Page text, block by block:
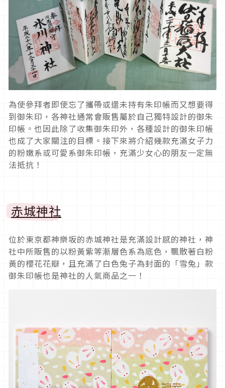
為使參拜者即使忘了攜帶或還未持有朱印帳而又想要得
到御朱印，各神社通常會販售屬於自己獨特設計的御朱
印帳。也因此除了收集御朱印外，各種設計的御朱印帳
也成了大家關注的目標。接下來將介紹幾款充滿女子力
的粉嫩系或可愛系御朱印帳，充滿少女心的朋友一定無
法抵抗！
赤城神社
位於東京都神樂坂的赤城神社是充滿設計感的神社，神
社中所販售的以粉黃紫等漸層色系為底色，飄散著白粉
黃的櫻花花瓣，且充滿了白色兔子為封面的「雪兔」款
御朱印帳也是神社的人氣商品之一！